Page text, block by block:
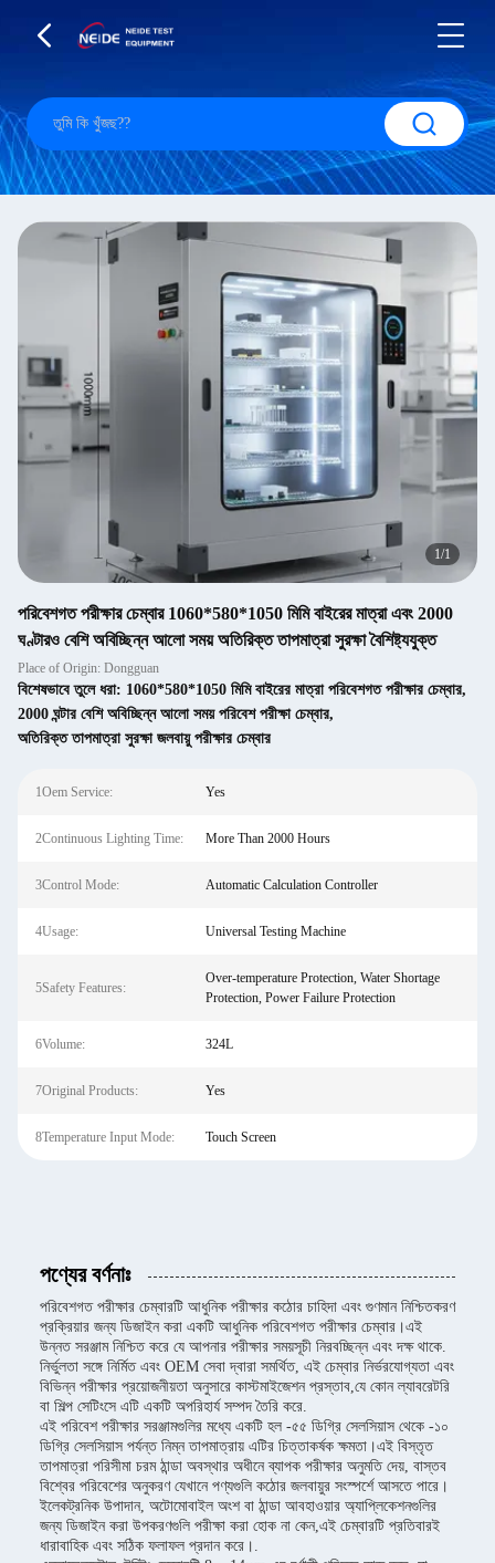
1/1
পরিবেশগত পরীক্ষার চেম্বার 1060*580*1050 মিমি বাইরের মাত্রা এবং 2000
ঘণ্টারও বেশি অবিচ্ছিন্ন আলো সময় অতিরিক্ত তাপমাত্রা সুরক্ষা বৈশিষ্ট্যযুক্ত
Place of Origin: Dongguan
বিশেষভাবে তুলে ধরা: 1060*580*1050 মিমি বাইরের মাত্রা পরিবেশগত পরীক্ষার চেম্বার,
2000 ঘন্টার বেশি অবিচ্ছিন্ন আলো সময় পরিবেশ পরীক্ষা চেম্বার,
অতিরিক্ত তাপমাত্রা সুরক্ষা জলবায়ু পরীক্ষার চেম্বার
1Oem Service: Yes
2Continuous Lighting Time: More Than 2000 Hours
3Control Mode: Automatic Calculation Controller
4Usage: Universal Testing Machine
5Safety Features:
Over-temperature Protection, Water Shortage
Protection, Power Failure Protection
6Volume: 324L
7Original Products: Yes
8Temperature Input Mode: Touch Screen
পণ্যের বর্ণনাঃ
পরিবেশগত পরীক্ষার চেম্বারটি আধুনিক পরীক্ষার কঠোর চাহিদা এবং গুণমান নিশ্চিতকরণ
প্রক্রিয়ার জন্য ডিজাইন করা একটি আধুনিক পরিবেশগত পরীক্ষার চেম্বার।এই
উন্নত সরঞ্জাম নিশ্চিত করে যে আপনার পরীক্ষার সময়সূচী নিরবচ্ছিন্ন এবং দক্ষ থাকে.
নির্ভুলতা সঙ্গে নির্মিত এবং OEM সেবা দ্বারা সমর্থিত, এই চেম্বার নির্ভরযোগ্যতা এবং
বিভিন্ন পরীক্ষার প্রয়োজনীয়তা অনুসারে কাস্টমাইজেশন প্রস্তাব,যে কোন ল্যাবরেটরি
বা শিল্প সেটিংসে এটি একটি অপরিহার্য সম্পদ তৈরি করে.
এই পরিবেশ পরীক্ষার সরঞ্জামগুলির মধ্যে একটি হল -৫৫ ডিগ্রি সেলসিয়াস থেকে -১০
ডিগ্রি সেলসিয়াস পর্যন্ত নিম্ন তাপমাত্রায় এটির চিত্তাকর্ষক ক্ষমতা।এই বিস্তৃত
তাপমাত্রা পরিসীমা চরম ঠান্ডা অবস্থার অধীনে ব্যাপক পরীক্ষার অনুমতি দেয়, বাস্তব
বিশ্বের পরিবেশের অনুকরণ যেখানে পণ্যগুলি কঠোর জলবায়ুর সংস্পর্শে আসতে পারে।
ইলেকট্রনিক উপাদান, অটোমোবাইল অংশ বা ঠান্ডা আবহাওয়ার অ্যাপ্লিকেশনগুলির
জন্য ডিজাইন করা উপকরণগুলি পরীক্ষা করা হোক না কেন,এই চেম্বারটি প্রতিবারই
ধারাবাহিক এবং সঠিক ফলাফল প্রদান করে।.